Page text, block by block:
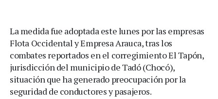
La medida fue adoptada este lunes por las empresas
Flota Occidental y Empresa Arauca, tras los
combates reportados en el corregimiento El Tapón,
jurisdicción del municipio de Tadó (Chocó),
situación que ha generado preocupación por la
seguridad de conductores y pasajeros.